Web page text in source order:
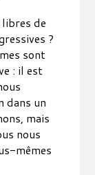
libres de
?
sont
: il est
dans un
mais
nous
mêmes